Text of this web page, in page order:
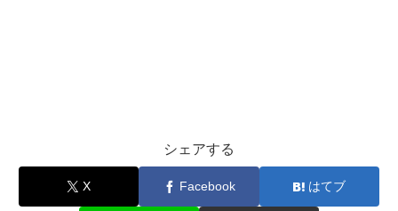
シェアする
X Facebook はてブ